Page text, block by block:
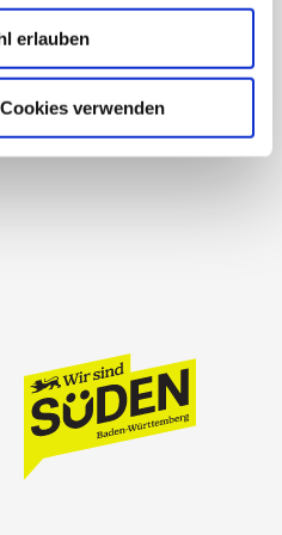
erlauben
verwenden
Bureau